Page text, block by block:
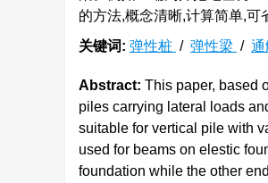
的方法,概念清晰,计算简单,可
关键词: 弹性桩 / 弹性梁 / 通
Abstract: This paper, based
piles carrying lateral loads
suitable for vertical pile with
used for beams on elestic
foundation while the other